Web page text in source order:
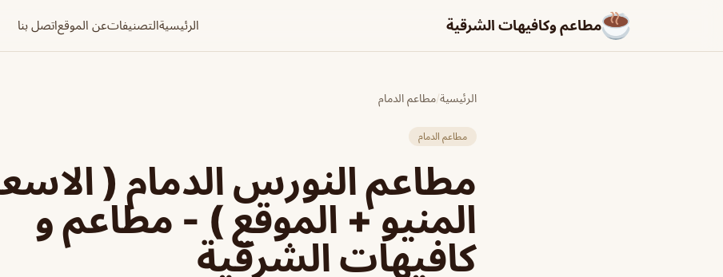
مطاعم وكافيهات الشرقية الرئيسيةالتصنيفاتعن الموقعاتصل بنا
الرئيسية/مطاعم الدمام
مطاعم الدمام
مطاعم النورس الدمام (
المنيو + الموقع ) - مطاعم و
كافيهات الشرقية